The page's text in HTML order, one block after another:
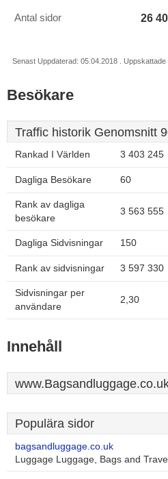
Antal sidor 26
Senast Uppdaterad: 05.04.2018 . Uppskattade
Besökare
Traffic historik Genomsnitt
Rankad I Världen 3 403 245
Dagliga Besökare 60
Rank av dagliga
besökare
3 563 555
Dagliga Sidvisningar 150
Rank av sidvisningar 3 597 330
Sidvisningar per
användare
2,30
Innehåll
Populära sidor
bagsandluggage.co.uk
Luggage Luggage, Bags and